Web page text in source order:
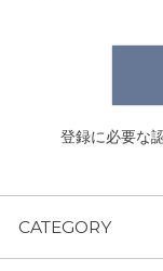
登録に必要な
CATEGORY